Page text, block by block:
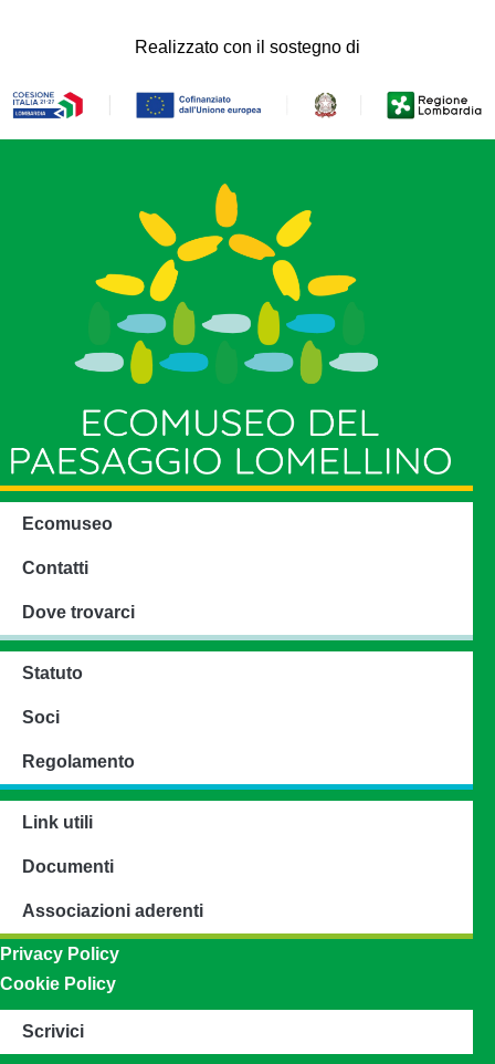
Realizzato con il sostegno di
Ecomuseo
Contatti
Dove trovarci
Statuto
Soci
Regolamento
Link utili
Documenti
Associazioni aderenti
Privacy Policy
Cookie Policy
Scrivici